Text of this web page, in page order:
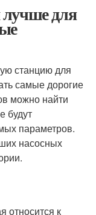
лучше для
станцию для
самые дорогие
можно найти
будут
параметров.
насосных
относится к